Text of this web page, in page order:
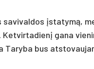
įsta­tymą,
ga­na
Ta­ry­ba bus